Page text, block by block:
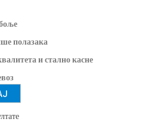
полазака
и стално касне